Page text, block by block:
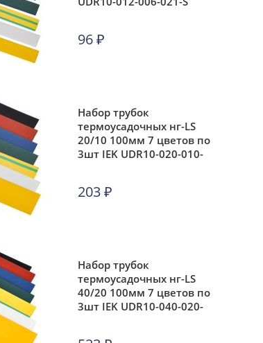
96₽
Набор трубок
термоусадочных нг-LS
20/10 100мм 7 цветов по
3шт IEK UDR10-020-010-
203₽
Набор трубок
термоусадочных нг-LS
40/20 100мм 7 цветов по
3шт IEK UDR10-040-020-